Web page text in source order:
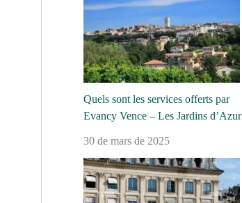
Quels sont les services offerts par
Evancy Vence – Les Jardins d’Azur
30 de mars de 2025